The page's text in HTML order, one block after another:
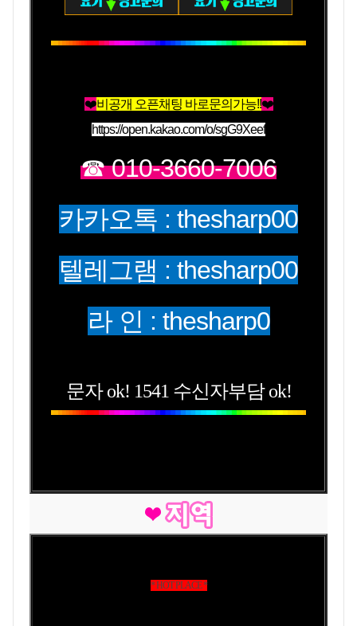
❤️비공개 오픈채팅 바로문의가능!!❤️
https://open.kakao.com/o/sgG9Xeef
☎ 010-3660-7006
카카오톡 : thesharp00
텔레그램 : thesharp00
라 인 : thesharp0
문자 ok! 1541 수신자부담 ok!
* HOT PLACE *